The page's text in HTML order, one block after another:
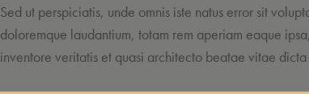
Sed ut perspiciatis, unde omnis iste natus error sit
doloremque laudantium, totam rem aperiam eaque
inventore veritatis et quasi architecto beatae vitae